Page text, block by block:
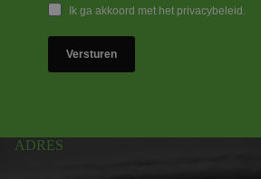
Ik ga akkoord met het privacybeleid.
Versturen
ADRES